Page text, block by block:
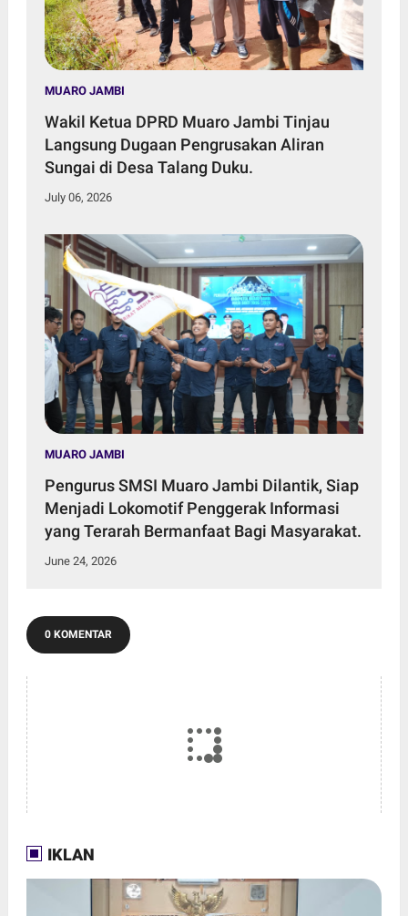
MUARO JAMBI
Wakil Ketua DPRD Muaro Jambi Tinjau
Langsung Dugaan Pengrusakan Aliran
Sungai di Desa Talang Duku.
July 06, 2026
MUARO JAMBI
Pengurus SMSI Muaro Jambi Dilantik, Siap
Menjadi Lokomotif Penggerak Informasi
yang Terarah Bermanfaat Bagi Masyarakat.
June 24, 2026
0 KOMENTAR
IKLAN